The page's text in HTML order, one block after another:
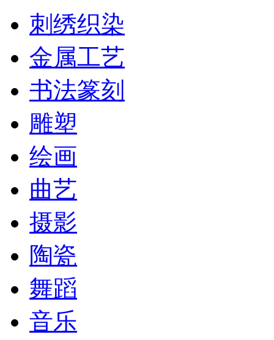
刺绣织染
金属工艺
书法篆刻
雕塑
绘画
曲艺
摄影
陶瓷
舞蹈
音乐